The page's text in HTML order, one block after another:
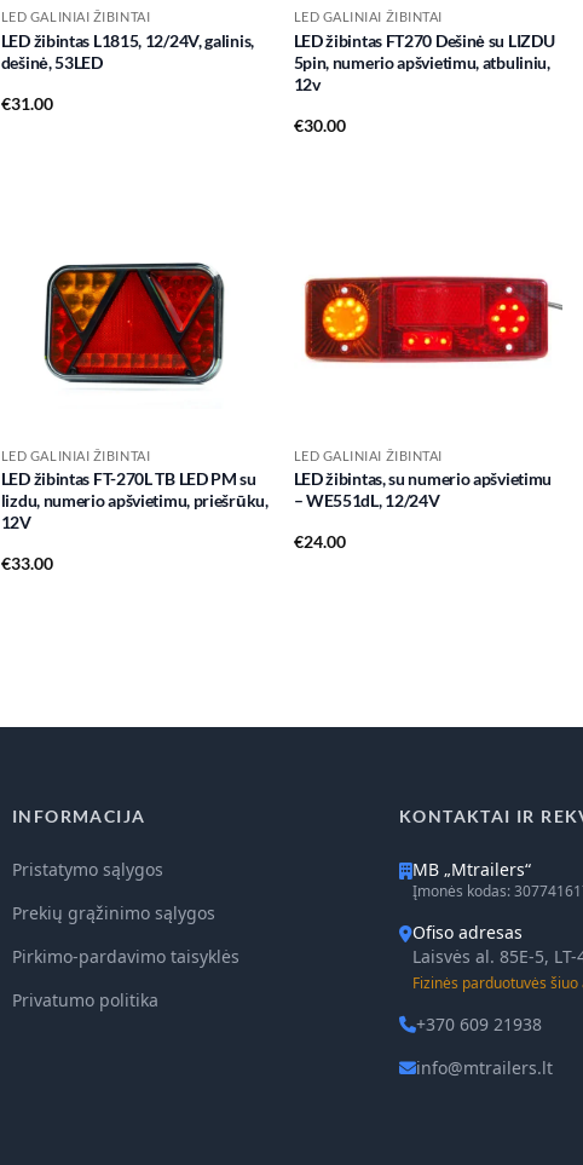
LED GALINIAI ŽIBINTAI
LED žibintas L1815, 12/24V, galinis,
dešinė, 53LED
€31.00
LED GALINIAI ŽIBINTAI
LED žibintas FT270 Dešinė su LIZDU
5pin, numerio apšvietimu, atbuliniu,
12v
€30.00
Add to
wishlist
LED GALINIAI ŽIBINTAI
LED žibintas FT-270L TB LED PM su
lizdu, numerio apšvietimu, priešrūku,
12V
€33.00
wishlist
LED GALINIAI ŽIBINTAI
LED žibintas, su numerio apšvietimu
– WE551dL, 12/24V
€24.00
INFORMACIJA
Pristatymo sąlygos
Prekių grąžinimo sąlygos
Pirkimo-pardavimo taisyklės
Privatumo politika
KONTAKTAI IR
MB „Mtrailers“
Įmonės kodas:
Ofiso adresas
Laisvės al. 85E-5,
Fizinės parduotuvės
+370 609 21938
info@mtrailers.lt